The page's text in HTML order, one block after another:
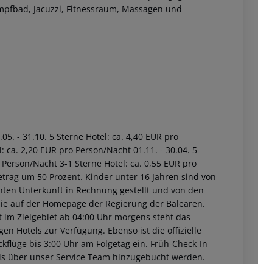
Jacuzzi, Fitnessraum, Massagen und
- 31.10. 5 Sterne Hotel: ca. 4,40 EUR pro
2,20 EUR pro Person/Nacht 01.11. - 30.04. 5
Nacht 3-1 Sterne Hotel: ca. 0,55 EUR pro
um 50 Prozent. Kinder unter 16 Jahren sind von
Unterkunft in Rechnung gestellt und von den
auf der Homepage der Regierung der Balearen.
Zielgebiet ab 04:00 Uhr morgens steht das
Hotels zur Verfügung. Ebenso ist die offizielle
bis 3:00 Uhr am Folgetag ein. Früh-Check-In
über unser Service Team hinzugebucht werden.